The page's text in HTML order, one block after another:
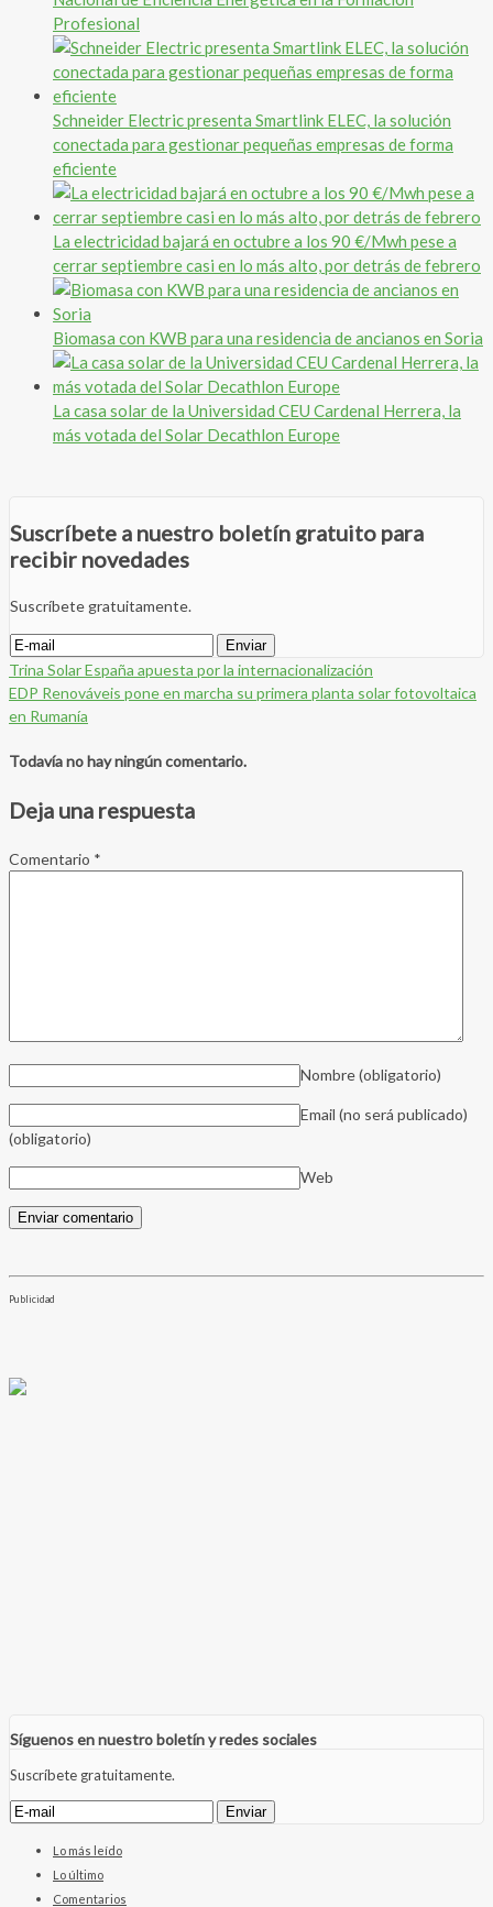
Profesional
Schneider Electric presenta Smartlink ELEC, la solución
conectada para gestionar pequeñas empresas de forma
eficiente
La electricidad bajará en octubre a los 90 €/Mwh pese a
cerrar septiembre casi en lo más alto, por detrás de febrero
Biomasa con KWB para una residencia de ancianos en Soria
La casa solar de la Universidad CEU Cardenal Herrera, la
más votada del Solar Decathlon Europe
Suscríbete a nuestro boletín gratuito para
recibir novedades
Suscríbete gratuitamente.
Trina Solar España apuesta por la internacionalización
EDP Renováveis pone en marcha su primera planta solar fotovoltaica
en Rumanía
Todavía no hay ningún comentario.
Deja una respuesta
Comentario *
Nombre(obligatorio)
Email (no será publicado)
(obligatorio)
Web
Publicidad
Síguenos en nuestro boletín y redes sociales
Suscríbete gratuitamente.
Lo más leído
Lo último
Comentarios